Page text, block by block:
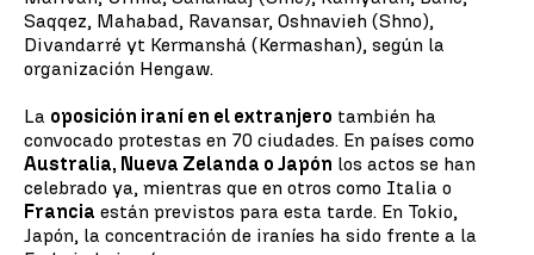
Saqqez, Mahabad, Ravansar, Oshnavieh (Shno),
Divandarré yt Kermanshá (Kermashan), según la
organización Hengaw.
La oposición iraní en el extranjero también ha
convocado protestas en 70 ciudades. En países como
Australia, Nueva Zelanda o Japón los actos se han
celebrado ya, mientras que en otros como Italia o
Francia están previstos para esta tarde. En Tokio,
Japón, la concentración de iraníes ha sido frente a la